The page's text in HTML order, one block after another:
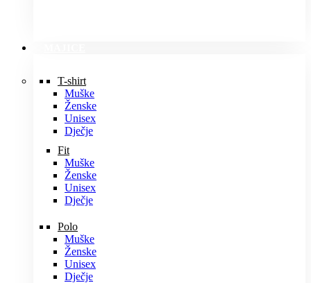
T-shirt
Muške
Ženske
Unisex
Dječje
Fit
Muške
Ženske
Unisex
Dječje
Polo
Muške
Ženske
Unisex
Dječje